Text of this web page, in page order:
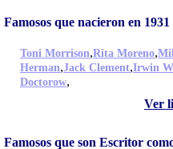
Famosos que nacieron en
Toni Morrison,Rita Moreno,
Herman,Jack Clement,Irwin
Doctorow,
Ver
Famosos que son Escritor